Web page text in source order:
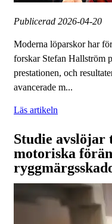
Publicerad 2026-04-20
Moderna löparskor har
forskar Stefan Hallström
prestationen, och
avancerade m...
Läs artikeln
Studie avslöjar
motoriska